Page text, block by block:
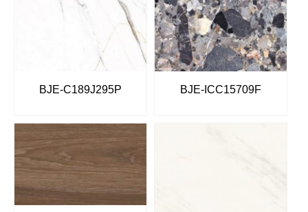
BJE-C189J295P BJE-ICC15709F